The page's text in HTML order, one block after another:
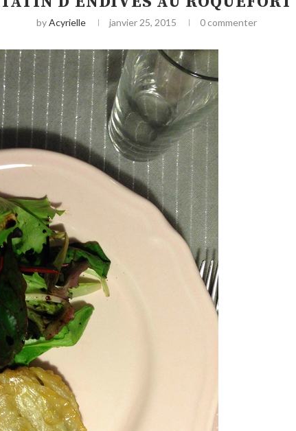
byAcyrielle janvier 25, 2015 0 commenter